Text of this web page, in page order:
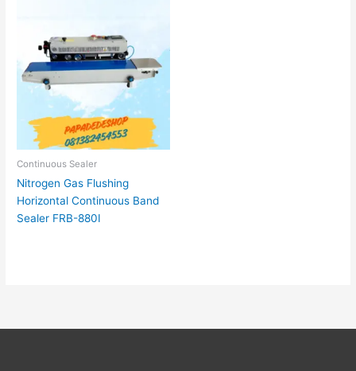
Continuous Sealer
Nitrogen Gas Flushing
Horizontal Continuous Band
Sealer FRB-880I